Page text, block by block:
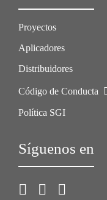
Proyectos
Aplicadores
Distribuidores
Código de Conducta
Política SGI
Síguenos en